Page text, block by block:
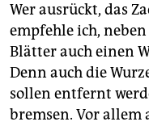
Wer ausrückt, das
empfehle ich,
Blätter auch einen
Denn auch die
sollen entfernt
bremsen. Vor allem